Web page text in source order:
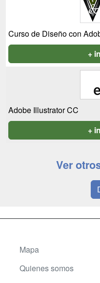
Curso de Diseño con
+
Adobe Illustrator CC
+
Ver
Mapa
Quienes somos